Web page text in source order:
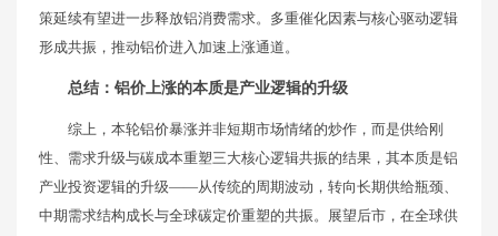
策延续有望进一步释放铝消费需求。多重催化因素与核心驱动逻辑
形成共振，推动铝价进入加速上涨通道。
总结：铝价上涨的本质是产业逻辑的升级
综上，本轮铝价暴涨并非短期市场情绪的炒作，而是供给刚
性、需求升级与碳成本重塑三大核心逻辑共振的结果，其本质是铝
产业投资逻辑的升级——从传统的周期波动，转向长期供给瓶颈、
中期需求结构成长与全球碳定价重塑的共振。展望后市，在全球供